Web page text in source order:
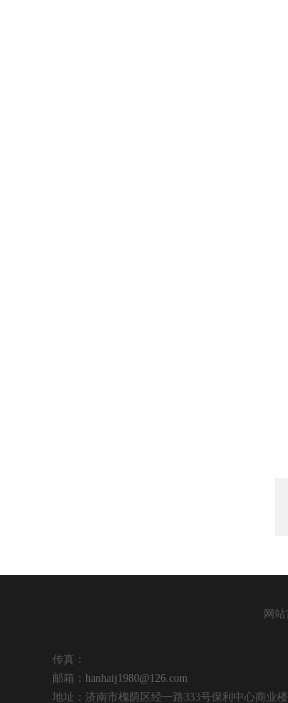
网站
传真：
邮箱：hanhaij1980@126.com
地址：济南市槐荫区经一路333号保利中心商业楼